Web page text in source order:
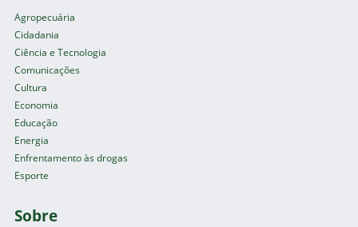
Agropecuária
Cidadania
Ciência e Tecnologia
Comunicações
Cultura
Economia
Educação
Energia
Enfrentamento às drogas
Esporte
Sobre